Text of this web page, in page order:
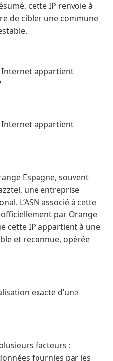
cette IP renvoie à
de cibler une commune
Internet appartient
Internet appartient
Espagne, souvent
une entreprise
L’ASN associé à cette
par Orange
cette IP appartient à une
et reconnue, opérée
exacte d’une
facteurs :
fournies par les